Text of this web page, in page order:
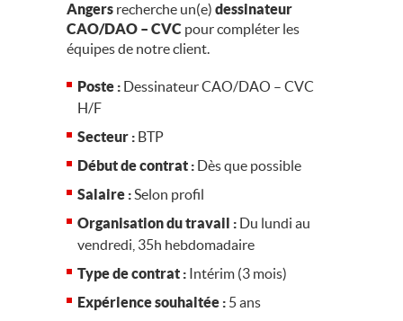
Angers recherche un(e) dessinateur
CAO/DAO – CVC pour compléter les
équipes de notre client.
Poste : Dessinateur CAO/DAO – CVC
H/F
Secteur : BTP
Début de contrat : Dès que possible
Salaire :Selon profil
Organisation du travail : Du lundi au
vendredi, 35h hebdomadaire
Type de contrat : Intérim (3 mois)
Expérience souhaitée : 5 ans